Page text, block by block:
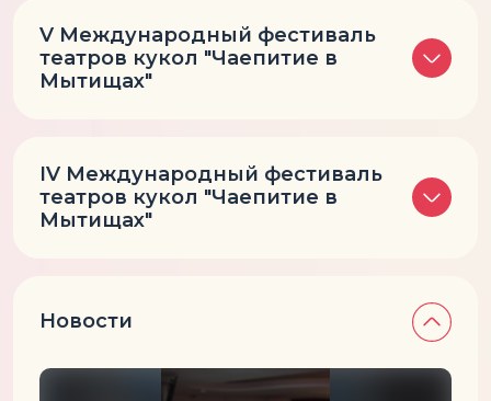
V Международный фестиваль
театров кукол "Чаепитие в
Мытищах"
IV Международный фестиваль
театров кукол "Чаепитие в
Мытищах"
Новости